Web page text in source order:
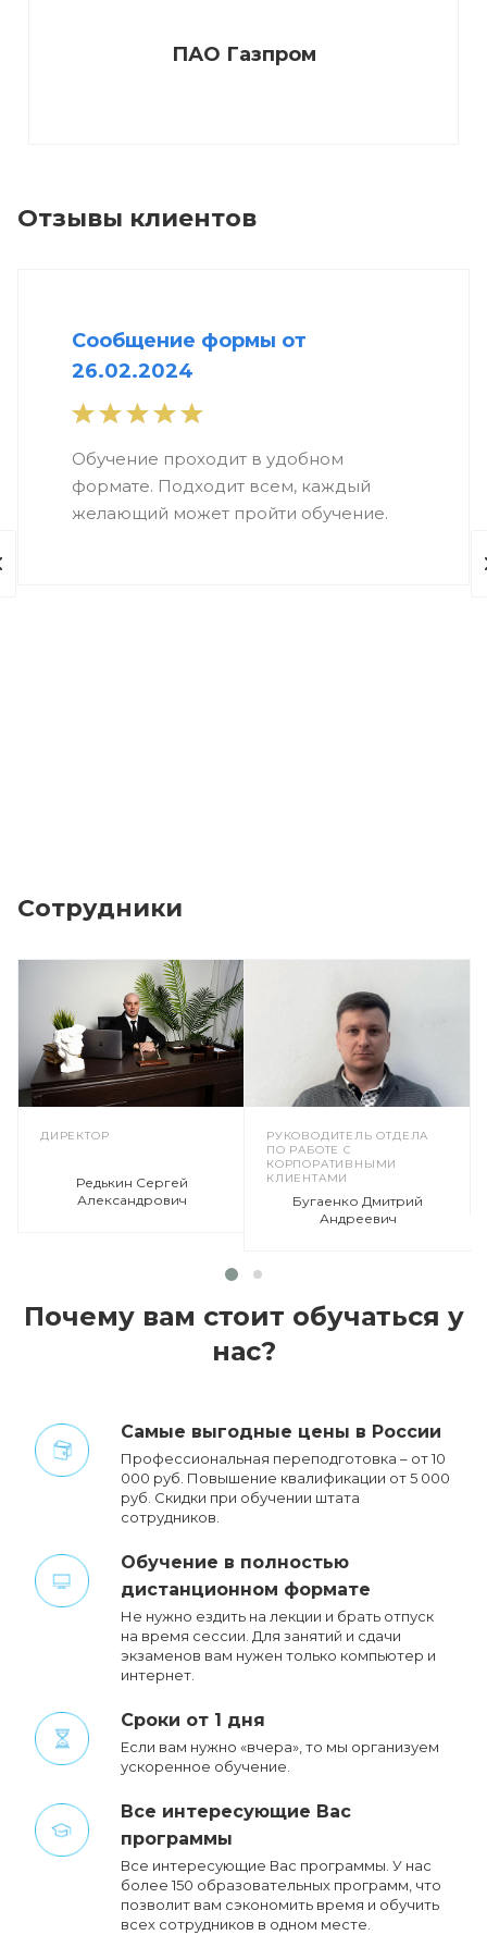
ПАО Газпром
Отзывы клиентов
Сообщение формы от
26.02.2024
Обучение проходит в удобном
формате. Подходит всем, каждый
желающий может пройти обучение.
Сотрудники
ДИРЕКТОР
Редькин Сергей
Александрович
РУКОВОДИТЕЛЬ ОТДЕЛА
ПО РАБОТЕ С
КОРПОРАТИВНЫМИ
КЛИЕНТАМИ
Бугаенко Дмитрий
Андреевич
Почему вам стоит обучаться у
нас?
Cамые выгодные цены в России
Профессиональная переподготовка – от 10
000 руб. Повышение квалификации от 5 000
руб. Cкидки при обучении штата
сотрудников.
Обучение в полностью
дистанционном формате
Не нужно ездить на лекции и брать отпуск
на время сессии. Для занятий и сдачи
экзаменов вам нужен только компьютер и
интернет.
Сроки от 1 дня
Если вам нужно «вчера», то мы организуем
ускоренное обучение.
Все интересующие Вас
программы
Все интересующие Вас программы. У нас
более 150 образовательных программ, что
позволит вам сэкономить время и обучить
всех сотрудников в одном месте.